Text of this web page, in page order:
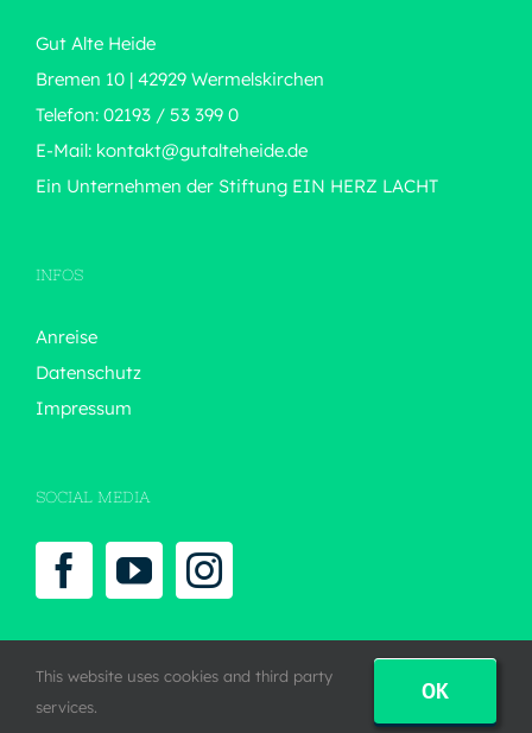
Gut Alte Heide
Bremen 10 | 42929 Wermelskirchen
Telefon: 02193 / 53 399 0
E-Mail: kontakt@gutalteheide.de
Ein Unternehmen der Stiftung EIN HERZ LACHT
INFOS
Anreise
Datenschutz
Impressum
SOCIAL MEDIA
This website uses cookies and third party
services.
OK